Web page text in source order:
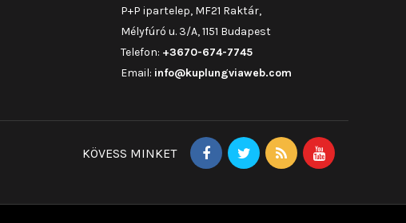
P+P ipartelep, MF21 Raktár,
Mélyfúró u. 3/A, 1151 Budapest
Telefon: +3670-674-7745
Email: info@kuplungviaweb.com
KÖVESS MINKET